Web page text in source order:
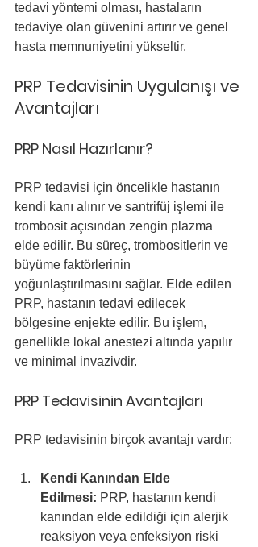
tedavi yöntemi olması, hastaların
tedaviye olan güvenini artırır ve genel
hasta memnuniyetini yükseltir.
PRP Tedavisinin Uygulanışı ve
Avantajları
PRP Nasıl Hazırlanır?
PRP tedavisi için öncelikle hastanın
kendi kanı alınır ve santrifüj işlemi ile
trombosit açısından zengin plazma
elde edilir. Bu süreç, trombositlerin ve
büyüme faktörlerinin
yoğunlaştırılmasını sağlar. Elde edilen
PRP, hastanın tedavi edilecek
bölgesine enjekte edilir. Bu işlem,
genellikle lokal anestezi altında yapılır
ve minimal invazivdir.
PRP Tedavisinin Avantajları
PRP tedavisinin birçok avantajı vardır:
Kendi Kanından Elde
Edilmesi: PRP, hastanın kendi
kanından elde edildiği için alerjik
reaksiyon veya enfeksiyon riski